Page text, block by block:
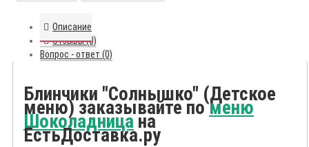
Описание
Отзывы (0)
Вопрос - ответ (0)
Блинчики "Солнышко" (Детское
меню) заказывайте поменю
Шоколадницана
ЕстьДоставка.ру